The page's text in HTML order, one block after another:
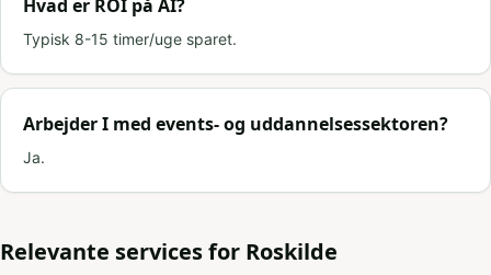
Hvad er ROI på AI?
Typisk 8-15 timer/uge sparet.
Arbejder I med events- og uddannelsessektoren?
Ja.
Relevante services for Roskilde